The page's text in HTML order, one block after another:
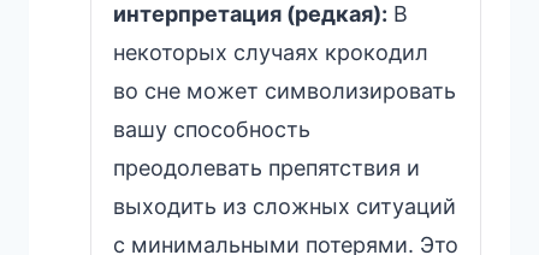
интерпретация (редкая): В
некоторых случаях крокодил
во сне может символизировать
вашу способность
преодолевать препятствия и
выходить из сложных ситуаций
с минимальными потерями. Это